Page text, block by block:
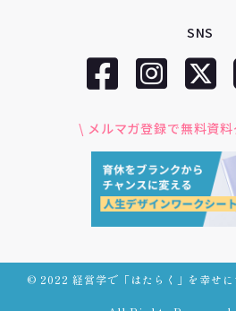
SNS
\ メルマガ登録で無料資
© 2022 経営学で「はたらく」を幸せ